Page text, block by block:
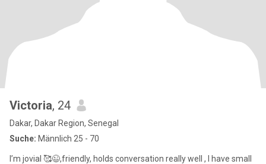
Victoria, 24
Dakar, Dakar Region, Senegal
Suche: Männlich 25 - 70
I’m jovial 🥰😉,friendly, holds conversation really well , I have small